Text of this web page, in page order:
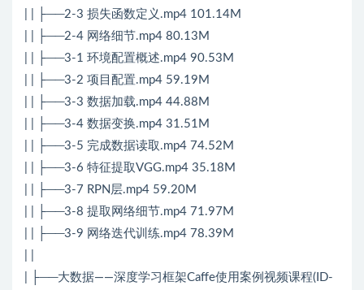
| | ├──2-3 损失函数定义.mp4 101.14M
| | ├──2-4 网络细节.mp4 80.13M
| | ├──3-1 环境配置概述.mp4 90.53M
| | ├──3-2 项目配置.mp4 59.19M
| | ├──3-3 数据加载.mp4 44.88M
| | ├──3-4 数据变换.mp4 31.51M
| | ├──3-5 完成数据读取.mp4 74.52M
| | ├──3-6 特征提取VGG.mp4 35.18M
| | ├──3-7 RPN层.mp4 59.20M
| | ├──3-8 提取网络细节.mp4 71.97M
| | ├──3-9 网络迭代训练.mp4 78.39M
| ├──大数据——深度学习框架Caffe使用案例视频课程(ID-